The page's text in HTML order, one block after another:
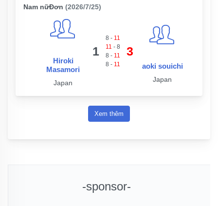
Nam nữĐơn (2026/7/25)
Hiroki
Masamori
Japan
1
8 - 11
11 - 8
8 - 11
8 - 11
3
aoki souichi
Japan
Xem thêm
-sponsor-